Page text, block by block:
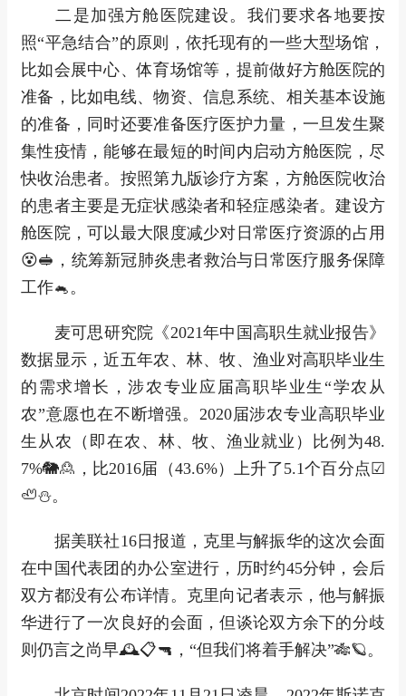
二是加强方舱医院建设。我们要求各地要按
照“平急结合”的原则，依托现有的一些大型场馆，
比如会展中心、体育场馆等，提前做好方舱医院的
准备，比如电线、物资、信息系统、相关基本设施
的准备，同时还要准备医疗医护力量，一旦发生聚
集性疫情，能够在最短的时间内启动方舱医院，尽
快收治患者。按照第九版诊疗方案，方舱医院收治
的患者主要是无症状感染者和轻症感染者。建设方
舱医院，可以最大限度减少对日常医疗资源的占用
😵🥪，统筹新冠肺炎患者救治与日常医疗服务保障
工作🐁。
麦可思研究院《2021年中国高职生就业报告》
数据显示，近五年农、林、牧、渔业对高职毕业生
的需求增长，涉农专业应届高职毕业生“学农从
农”意愿也在不断增强。2020届涉农专业高职毕业
生从农（即在农、林、牧、渔业就业）比例为48.
7%🐘🙎，比2016届（43.6%）上升了5.1个百分点☑
🦥⛄。
据美联社16日报道，克里与解振华的这次会面
在中国代表团的办公室进行，历时约45分钟，会后
双方都没有公布详情。克里向记者表示，他与解振
华进行了一次良好的会面，但谈论双方余下的分歧
则仍言之尚早🕰📋🔫，“但我们将着手解决”🎋🪐。